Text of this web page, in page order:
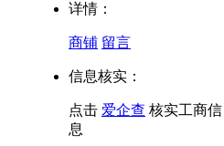
详情：
商铺 留言
信息核实：
点击 爱企查 核实工商信
息